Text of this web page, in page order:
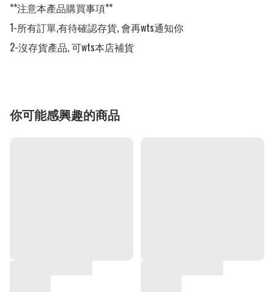
**注意本產品購買事項**
1-所有訂單,有待確認存貨, 會再wts通知你
2-沒存貨產品, 可wts本店補貨
你可能感興趣的商品